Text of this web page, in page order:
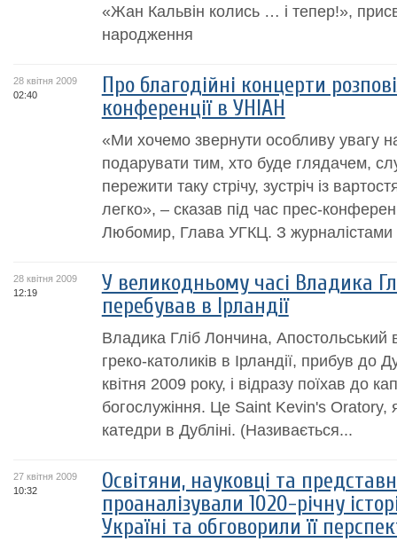
«Жан Кальвін колись … і тепер!»,
народження
28 квітня 2009
02:40
Про благодійні концерти
конференції в УНІАН
«Ми хочемо звернути особливу увагу
подарувати тим, хто буде глядачем,
пережити таку стрічу, зустріч із
легко», – сказав під час прес-
Любомир, Глава УГКЦ. З журналістами
28 квітня 2009
12:19
У великодньому часі Владика
перебував в Ірландії
Владика Гліб Лончина, Апостольський
греко-католиків в Ірландії, прибув до
квітня 2009 року, і відразу поїхав до
богослужіння. Це Saint Kevin's Oratory,
катедри в Дубліні. (Називається...
27 квітня 2009
10:32
Освітяни, науковці та
проаналізували 1020-річну
Україні та обговорили її